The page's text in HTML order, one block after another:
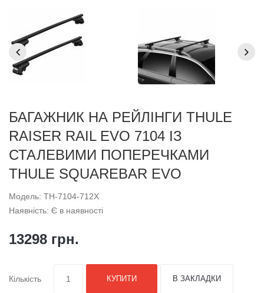
БАГАЖНИК НА РЕЙЛІНГИ THULE
RAISER RAIL EVO 7104 ІЗ
СТАЛЕВИМИ ПОПЕРЕЧКАМИ
THULE SQUAREBAR EVO
Модель: TH-7104-712X
Наявність: Є в наявності
13298 грн.
Кількість КУПИТИ В ЗАКЛАДКИ